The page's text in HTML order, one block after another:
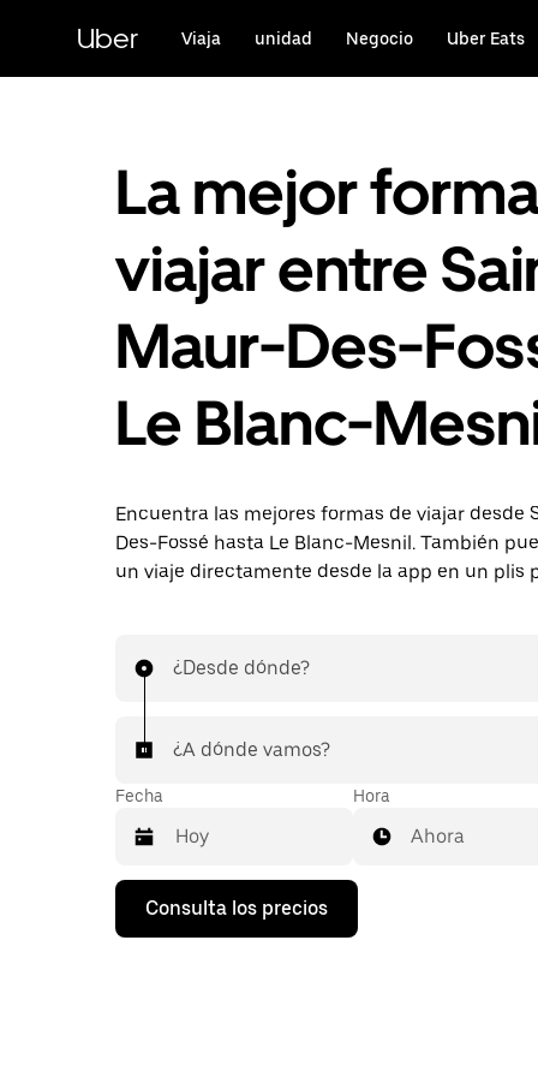
contenido
principal
Uber Viaja unidad Negocio Uber Eats
La mejor
viajar entre
Maur-Des-
Le Blanc-
Encuentra las mejores formas de viajar desde
Des-Fossé hasta Le Blanc-Mesnil. También
un viaje directamente desde la app en un plis
¿Desde dónde?
¿A dónde vamos?
Fecha
Pulsa
flecha
Hora
Ahora
Consulta los precios